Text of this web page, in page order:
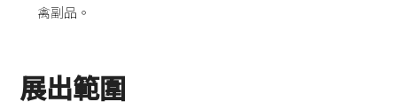
禽副品。
展出範圍